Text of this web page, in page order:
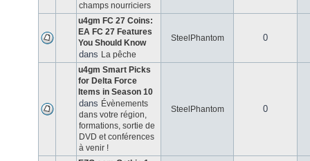
champs nourriciers
u4gm FC 27 Coins:
EA FC 27 Features
You Should Know
dans La pêche
SteelPhantom 0
u4gm Smart Picks
for Delta Force
Items in Season 10
dans Évènements
dans votre région,
formations, sortie de
DVD et conférences
à venir !
SteelPhantom 0